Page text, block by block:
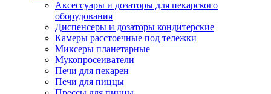
Аксессуары и дозаторы для пекарского
оборудования
Диспенсеры и дозаторы кондитерские
Камеры расстоечные под тележки
Миксеры планетарные
Мукопросеиватели
Печи для пекарен
Печи для пиццы